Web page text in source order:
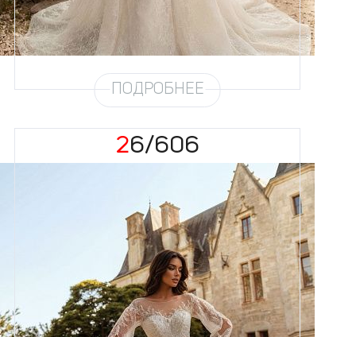
Юбка
Атлас стрейч + кружево +
съёмная юбка по фото
Шлейф
Возможен
ПОДРОБНЕЕ
26/606